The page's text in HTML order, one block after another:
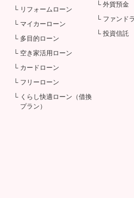
└ リフォームローン
└ マイカーローン
└ 多目的ローン
└ 空き家活用ローン
└ カードローン
└ フリーローン
└ くらし快適ローン（借換
プラン）
└ 外貨預金
└ ファンド
└ 投資信託